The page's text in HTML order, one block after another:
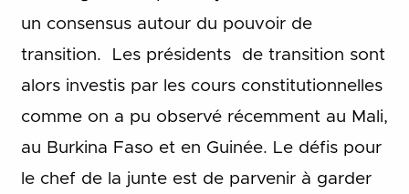
un consensus autour du pouvoir de
transition. Les présidents de transition sont
alors investis par les cours constitutionnelles
comme on a pu observé récemment au Mali,
au Burkina Faso et en Guinée. Le défis pour
le chef de la junte est de parvenir à garder